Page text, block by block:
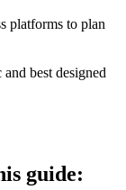
platforms to plan
best designed
guide: